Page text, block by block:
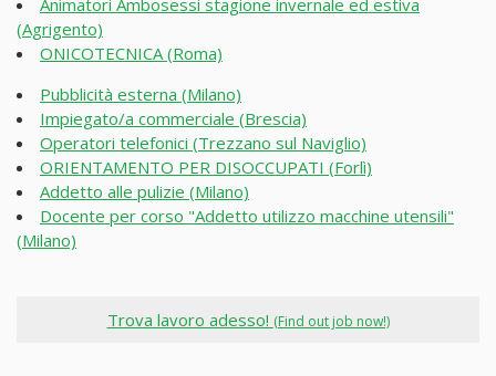
Animatori Ambosessi stagione invernale ed estiva
(Agrigento)
ONICOTECNICA (Roma)
Pubblicità esterna (Milano)
Impiegato/a commerciale (Brescia)
Operatori telefonici (Trezzano sul Naviglio)
ORIENTAMENTO PER DISOCCUPATI (Forlì)
Addetto alle pulizie (Milano)
Docente per corso "Addetto utilizzo macchine utensili"
(Milano)
Trova lavoro adesso! (Find out job now!)